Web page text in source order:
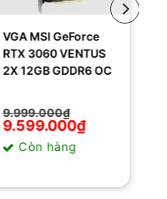
VGA MSI GeForce
RTX 3060 VENTUS
2X 12GB GDDR6 OC
9.999.000₫
Giá
gốc
là:
9.999.000₫.
9.599.000₫
Giá
hiện
tại
là: Còn hàng